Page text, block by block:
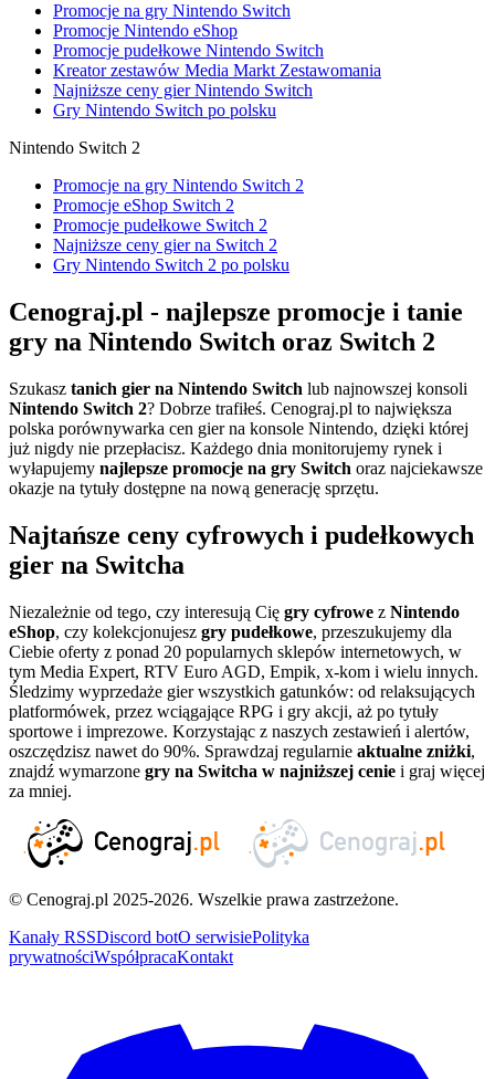
Promocje na gry Nintendo Switch
Promocje Nintendo eShop
Promocje pudełkowe Nintendo Switch
Kreator zestawów Media Markt Zestawomania
Najniższe ceny gier Nintendo Switch
Gry Nintendo Switch po polsku
Nintendo Switch 2
Promocje na gry Nintendo Switch 2
Promocje eShop Switch 2
Promocje pudełkowe Switch 2
Najniższe ceny gier na Switch 2
Gry Nintendo Switch 2 po polsku
Cenograj.pl - najlepsze promocje i tanie
gry na Nintendo Switch oraz Switch 2
Szukasz tanich gier na Nintendo Switch lub najnowszej konsoli
Nintendo Switch 2? Dobrze trafiłeś. Cenograj.pl to największa
polska porównywarka cen gier na konsole Nintendo, dzięki której
już nigdy nie przepłacisz. Każdego dnia monitorujemy rynek i
wyłapujemy najlepsze promocje na gry Switch oraz najciekawsze
okazje na tytuły dostępne na nową generację sprzętu.
Najtańsze ceny cyfrowych i pudełkowych
gier na Switcha
Niezależnie od tego, czy interesują Cię gry cyfrowe z Nintendo
eShop, czy kolekcjonujesz gry pudełkowe, przeszukujemy dla
Ciebie oferty z ponad 20 popularnych sklepów internetowych, w
tym Media Expert, RTV Euro AGD, Empik, x-kom i wielu innych.
Śledzimy wyprzedaże gier wszystkich gatunków: od relaksujących
platformówek, przez wciągające RPG i gry akcji, aż po tytuły
sportowe i imprezowe. Korzystając z naszych zestawień i alertów,
oszczędzisz nawet do 90%. Sprawdzaj regularnie aktualne zniżki,
znajdź wymarzone gry na Switcha w najniższej cenie i graj więcej
za mniej.
© Cenograj.pl 2025-2026. Wszelkie prawa zastrzeżone.
Kanały RSSDiscord botO serwisiePolityka
prywatnościWspółpracaKontakt